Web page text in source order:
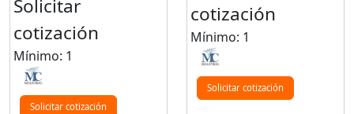
Solicitar
cotización
Mínimo: 1
Solicitar cotización
cotización
Mínimo: 1
Solicitar cotización